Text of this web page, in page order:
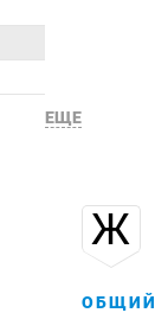
ЕЩЕ
Ж
ОБЩИЙ